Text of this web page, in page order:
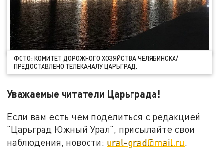
ФОТО: КОМИТЕТ ДОРОЖНОГО ХОЗЯЙСТВА ЧЕЛЯБИНСКА/
ПРЕДОСТАВЛЕНО ТЕЛЕКАНАЛУ ЦАРЬГРАД.
Уважаемые читатели Царьграда!
Если вам есть чем поделиться с редакцией
"Царьград Южный Урал", присылайте свои
наблюдения, новости: ural-grad@mail.ru.